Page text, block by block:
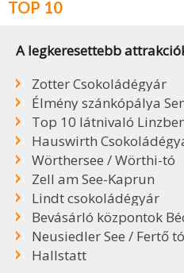
TOP 10
A legkeresettebb
Zotter Csokoládégyár
Élmény szánkópálya
Top 10 látnivaló
Hauswirth
Wörthersee / Wörthi-tó
Zell am See-Kaprun
Lindt csokoládégyár
Bevásárló központok
Neusiedler See / Fertő tó
Hallstatt